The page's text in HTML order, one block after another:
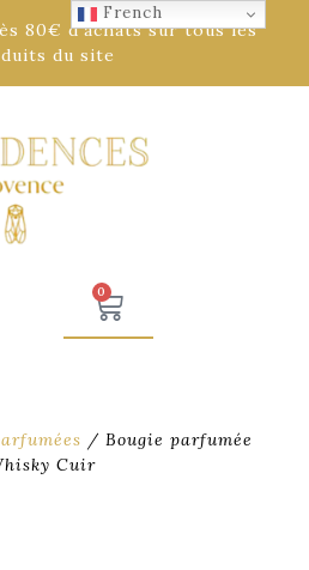
0
/ Bougie parfumée
Cuir
French
80€ d'achats sur tous les
du site